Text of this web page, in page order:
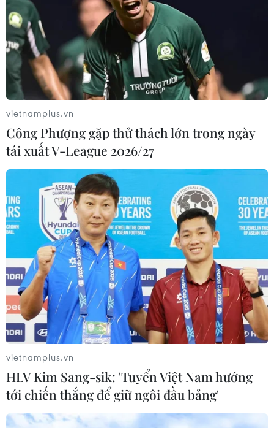
#VN-Index #Quỹ ETF
#Cổ phiếu ngân hàng
#Cổ phiếu chứng khoán
#Thanh khoản TP. Hà Nội
Theo dõi VietnamPlus
TIN LIÊN QUAN
vietnamplus.vn
Công Phượng gặp thử thách lớn trong ngày
tái xuất V-League 2026/27
vietnamplus.vn
HLV Kim Sang-sik: 'Tuyển Việt Nam hướng
tới chiến thắng để giữ ngôi đầu bảng'